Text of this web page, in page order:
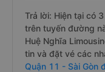
Trả lời: Hiện tại có
trên tuyến đường
Huệ Nghĩa
tin và đặt vé các
Quận 11 - Sài Gòn